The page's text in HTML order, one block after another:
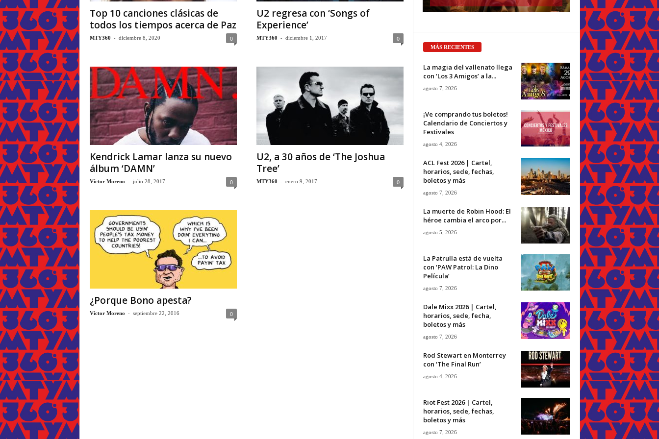
Top 10 canciones clásicas de
todos los tiempos acerca de Paz
MTY360 - diciembre 8, 2020 0
U2 regresa con ‘Songs of
Experience’
MTY360 - diciembre 1, 2017 0
Kendrick Lamar lanza su nuevo
álbum ‘DAMN’
Víctor Moreno - julio 28, 2017 0
U2, a 30 años de ‘The Joshua
Tree’
MTY360 - enero 9, 2017 0
¿Porque Bono apesta?
Víctor Moreno - septiembre 22, 2016 0
MÁS RECIENTES
La magia del vallenato llega
con ‘Los 3 Amigos’ a la...
agosto 7, 2026
¡Ve comprando tus boletos!
Calendario de Conciertos y
Festivales
agosto 4, 2026
ACL Fest 2026 | Cartel,
horarios, sede, fechas,
boletos y más
agosto 7, 2026
La muerte de Robin Hood: El
héroe cambia el arco por...
agosto 5, 2026
La Patrulla está de vuelta
con ‘PAW Patrol: La Dino
Película’
agosto 7, 2026
Dale Mixx 2026 | Cartel,
horarios, sede, fecha,
boletos y más
agosto 7, 2026
Rod Stewart en Monterrey
con ‘The Final Run’
agosto 4, 2026
Riot Fest 2026 | Cartel,
horarios, sede, fechas,
boletos y más
agosto 7, 2026